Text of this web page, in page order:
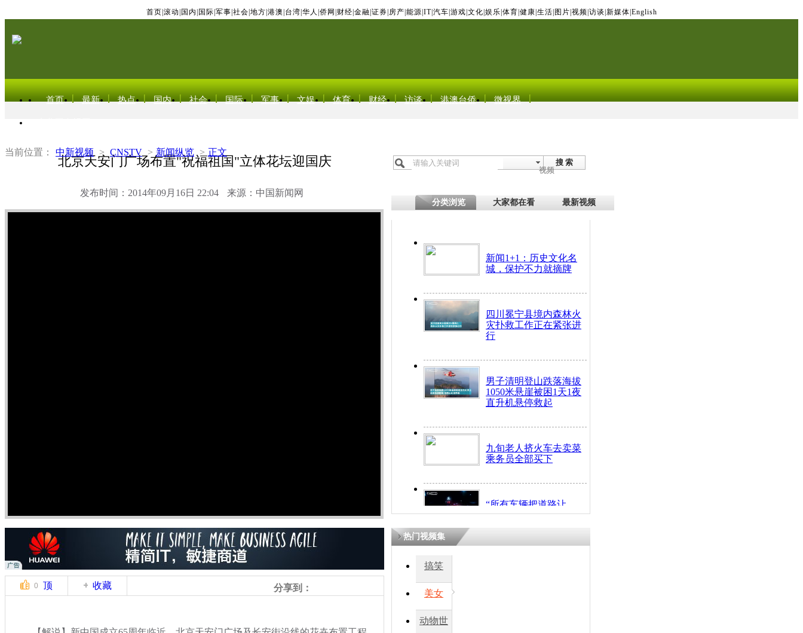
首页 滚动 国内 国际 军事 社会 地方 港澳 台湾 华人 侨网 财经 金融 证券 房产 能源 IT| 汽车 游戏 文化 娱乐 体育 健康 生活 图片 视频 访谈 新媒体 English
首页 最新 热点 国内 社会 国际 军事 文娱 体育 财经 访谈 港澳台侨 微视界
当前位置： 中新视频 > CNSTV > 新闻纵览 > 正文
北京天安门广场布置"祝福祖国"立体花坛迎国庆
发布时间：2014年09月16日 22:04 来源：中国新闻网
搜 索
视频
分类浏览 大家都在看 最新视频
新闻1+1：历史文化名
城，保护不力就摘牌
四川冕宁县境内森林火
灾扑救工作正在紧张进
行
男子清明登山跌落海拔
1050米悬崖被困1天1夜
直升机悬停救起
九旬老人挤火车去卖菜
乘务员全部买下
“所有车辆把道路让
开！”儿童突发疾病交
0 顶 收藏 分享到：
热门视频集
搞笑
美女
动物世